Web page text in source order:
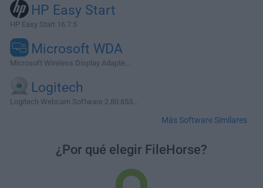
HP Easy Start
HP Easy Start 16.7.5
Microsoft WDA
Microsoft Wireless Display Adapte...
Logitech
Logitech Webcam Software 2.80.853...
Más Software Similares
¿Por qué elegir FileHorse?